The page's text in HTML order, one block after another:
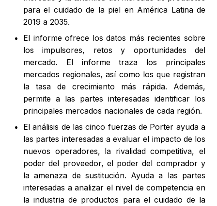
para el cuidado de la piel en América Latina de
2019 a 2035.
El informe ofrece los datos más recientes sobre
los impulsores, retos y oportunidades del
mercado. El informe traza los principales
mercados regionales, así como los que registran
la tasa de crecimiento más rápida. Además,
permite a las partes interesadas identificar los
principales mercados nacionales de cada región.
El análisis de las cinco fuerzas de Porter ayuda a
las partes interesadas a evaluar el impacto de los
nuevos operadores, la rivalidad competitiva, el
poder del proveedor, el poder del comprador y
la amenaza de sustitución. Ayuda a las partes
interesadas a analizar el nivel de competencia en
la industria de productos para el cuidado de la